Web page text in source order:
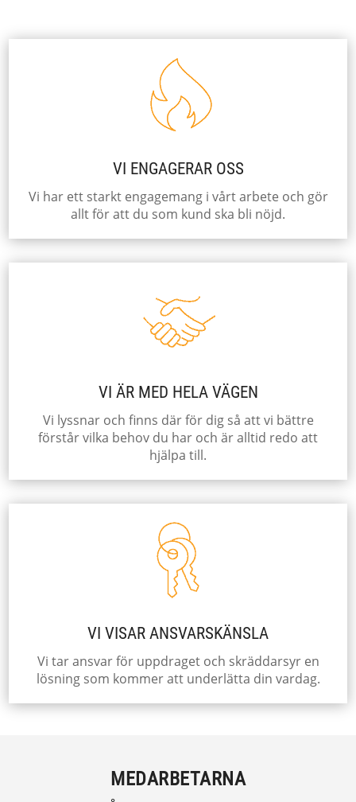
VI ENGAGERAR OSS
Vi har ett starkt engagemang i vårt arbete och gör
allt för att du som kund ska bli nöjd.
VI ÄR MED HELA VÄGEN
Vi lyssnar och finns där för dig så att vi bättre
förstår vilka behov du har och är alltid redo att
hjälpa till.
VI VISAR ANSVARSKÄNSLA
Vi tar ansvar för uppdraget och skräddarsyr en
lösning som kommer att underlätta din vardag.
MEDARBETARNA